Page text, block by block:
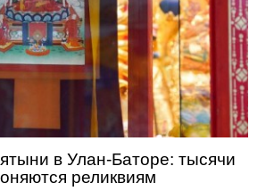
в Улан-Баторе: тысячи
реликвиям